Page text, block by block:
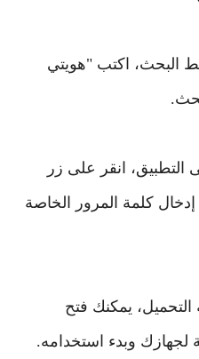
البحث، اكتب "هويتي
التطبيق، انقر على زر
إدخال كلمة المرور الخاصة
التحميل، يمكنك فتح
لجهازك وبدء استخدامه.